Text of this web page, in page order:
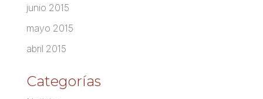
junio 2015
mayo 2015
abril 2015
Categorías